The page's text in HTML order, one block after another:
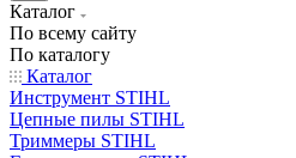
Каталог
По всему сайту
По каталогу
Каталог
Инструмент STIHL
Цепные пилы STIHL
Триммеры STIHL